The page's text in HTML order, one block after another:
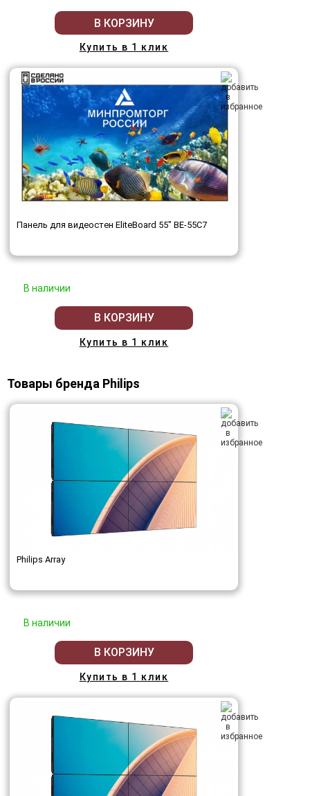
В КОРЗИНУ
Купить в 1 клик
Панель для видеостен EliteBoard 55" BE-55C7
В наличии
В КОРЗИНУ
Купить в 1 клик
Товары бренда Philips
Philips Array
В наличии
В КОРЗИНУ
Купить в 1 клик